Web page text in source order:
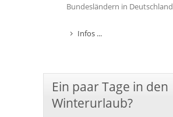
Bundesländern in Deutschland
Infos ...
Ein paar Tage in den
Winterurlaub?